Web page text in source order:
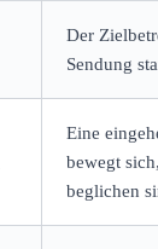
Der
Sendung
Eine
bewegt
beglichen